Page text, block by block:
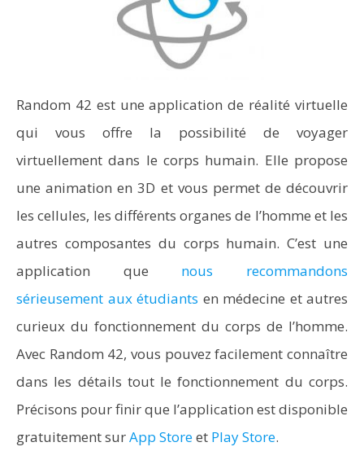
Random 42 est une application de réalité virtuelle
qui vous offre la possibilité de voyager
virtuellement dans le corps humain. Elle propose
une animation en 3D et vous permet de découvrir
les cellules, les différents organes de l’homme et les
autres composantes du corps humain. C’est une
application que nous recommandons
sérieusement aux étudiants en médecine et autres
curieux du fonctionnement du corps de l’homme.
Avec Random 42, vous pouvez facilement connaître
dans les détails tout le fonctionnement du corps.
Précisons pour finir que l’application est disponible
gratuitement surApp Storeet Play Store.